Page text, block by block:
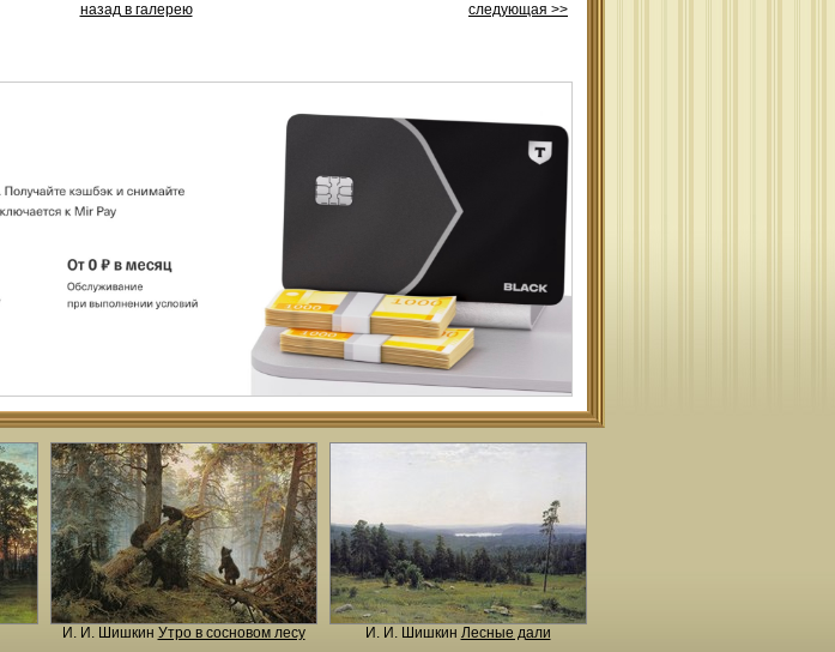
назад в галерею следующая >>
И. И. Шишкин Утро в сосновом лесу И. И. Шишкин Лесные дали